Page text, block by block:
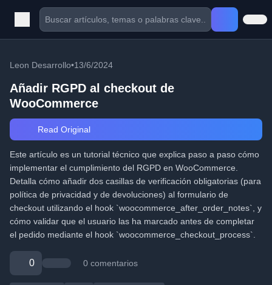
Leon Desarrollo•13/6/2024
Añadir RGPD al checkout de
WooCommerce
Read Original
Este artículo es un tutorial técnico que explica paso a paso cómo
implementar el cumplimiento del RGPD en WooCommerce.
Detalla cómo añadir dos casillas de verificación obligatorias (para
política de privacidad y de devoluciones) al formulario de
checkout utilizando el hook `woocommerce_after_order_notes`, y
cómo validar que el usuario las ha marcado antes de completar
el pedido mediante el hook `woocommerce_checkout_process`.
0 0 comentarios